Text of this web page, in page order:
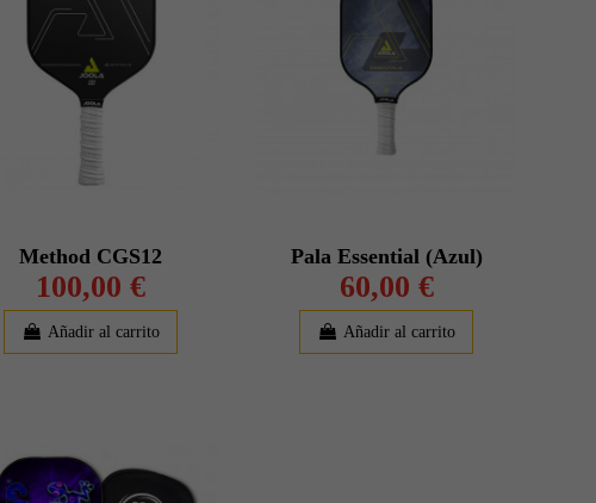
Method CGS12
100,00 €
Añadir al carrito
Pala Essential (Azul)
60,00 €
Añadir al carrito